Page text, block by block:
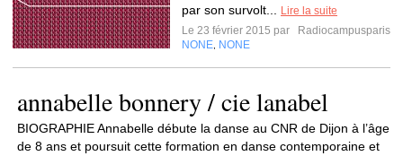
par son survolt...
Lire la suite
Le 23 février 2015 par
Radiocampusparis
NONE NONE
annabelle bonnery / cie lanabel
BIOGRAPHIE Annabelle débute la danse au CNR de Dijon à l’âge
de 8 ans et poursuit cette formation en danse contemporaine et